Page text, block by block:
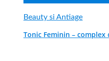
Beauty si Antiage
Tonic Feminin –